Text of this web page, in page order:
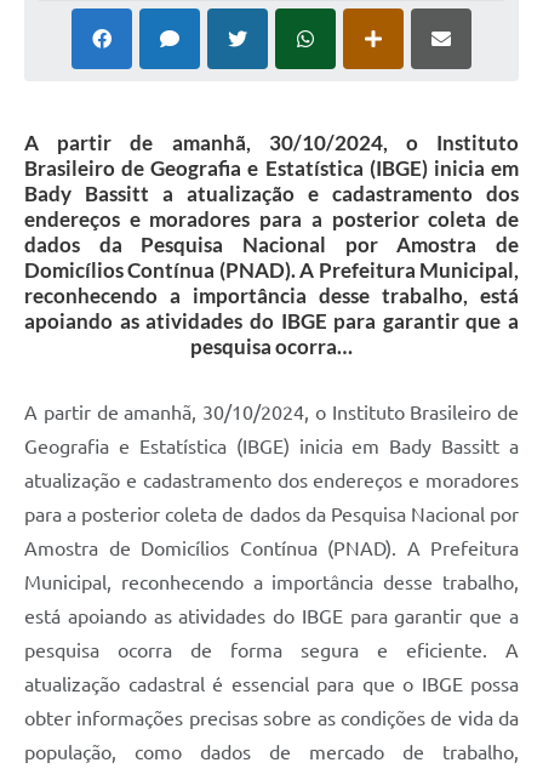
A partir de amanhã, 30/10/2024, o Instituto
Brasileiro de Geografia e Estatística (IBGE) inicia em
Bady Bassitt a atualização e cadastramento dos
endereços e moradores para a posterior coleta de
dados da Pesquisa Nacional por Amostra de
Domicílios Contínua (PNAD). A Prefeitura Municipal,
reconhecendo a importância desse trabalho, está
apoiando as atividades do IBGE para garantir que a
pesquisa ocorra…
A partir de amanhã, 30/10/2024, o Instituto Brasileiro de
Geografia e Estatística (IBGE) inicia em Bady Bassitt a
atualização e cadastramento dos endereços e moradores
para a posterior coleta de dados da Pesquisa Nacional por
Amostra de Domicílios Contínua (PNAD). A Prefeitura
Municipal, reconhecendo a importância desse trabalho,
está apoiando as atividades do IBGE para garantir que a
pesquisa ocorra de forma segura e eficiente. A
atualização cadastral é essencial para que o IBGE possa
obter informações precisas sobre as condições de vida da
população, como dados de mercado de trabalho,